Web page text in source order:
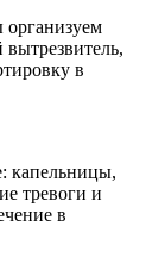
организуем
в
капельницы,
тревоги и
в